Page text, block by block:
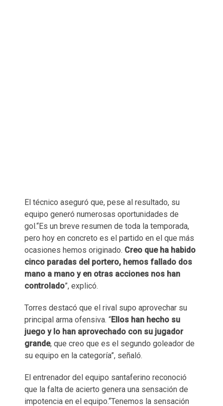
El técnico aseguró que, pese al resultado, su
equipo generó numerosas oportunidades de
gol.“Es un breve resumen de toda la temporada,
pero hoy en concreto es el partido en el que más
ocasiones hemos originado. Creo que ha habido
cinco paradas del portero, hemos fallado dos
mano a mano y en otras acciones nos han
controlado”, explicó.
Torres destacó que el rival supo aprovechar su
principal arma ofensiva. “Ellos han hecho su
juego y lo han aprovechado con su jugador
grande, que creo que es el segundo goleador de
su equipo en la categoría”, señaló.
El entrenador del equipo santaferino reconoció
que la falta de acierto genera una sensación de
impotencia en el equipo.“Tenemos la sensación